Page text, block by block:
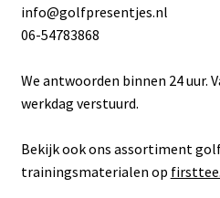
info@golfpresentjes.nl
06-54783868
We antwoorden binnen 24 uur.
werkdag verstuurd.
Bekijk ook ons assortiment
trainingsmaterialen op